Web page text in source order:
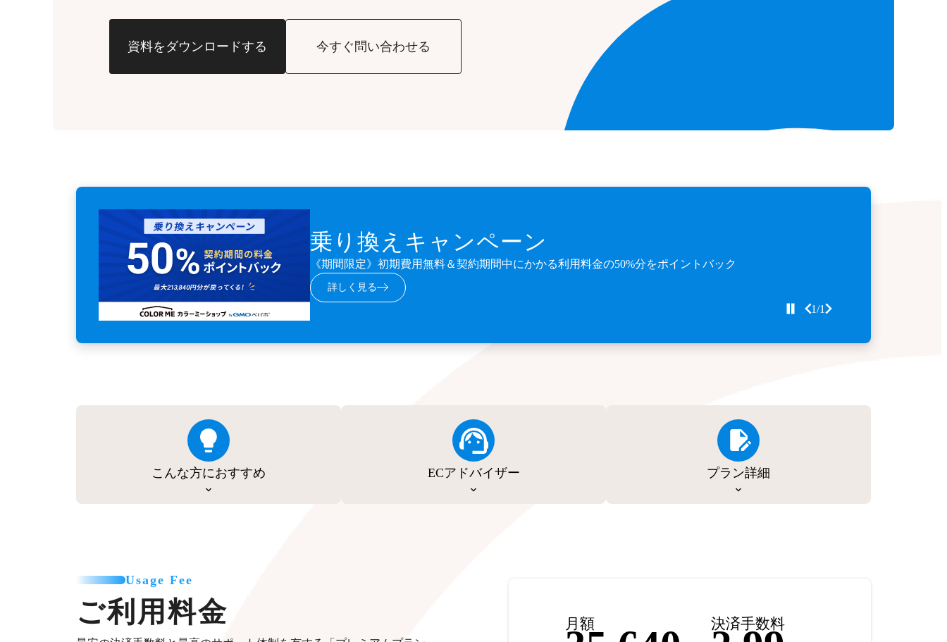
資料をダウンロードする 今すぐ問い合わせる
乗り換えキャンペーン
《期間限定》初期費用無料＆契約期間中にかかる利用料金の50%分をポイントバック
詳しく見る
1/1
こんな方におすすめ ECアドバイザー プラン詳細
Usage Fee
ご利用料金 月額 決済手数料